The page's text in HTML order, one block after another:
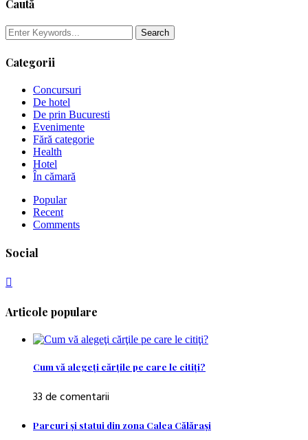
Caută
Categorii
Concursuri
De hotel
De prin Bucuresti
Evenimente
Fără categorie
Health
Hotel
În cămară
Popular
Recent
Comments
Social
Articole populare
Cum vă alegeţi cărţile pe care le citiţi?
33 de comentarii
Parcuri şi statui din zona Calea Călăraşi